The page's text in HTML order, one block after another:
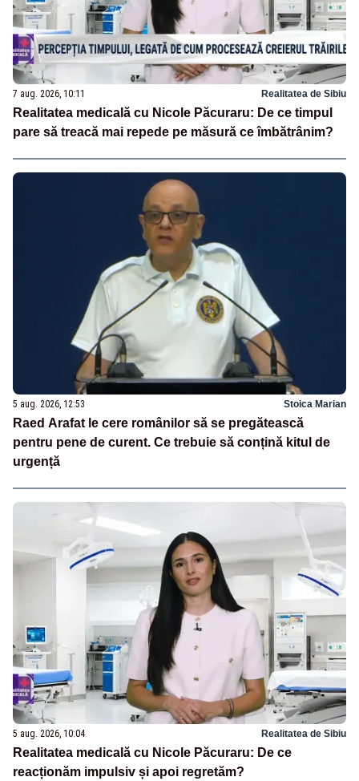
7 aug. 2026, 10:11 Realitatea de Sibiu
Realitatea medicală cu Nicole Păcuraru: De ce timpul
pare să treacă mai repede pe măsură ce îmbătrânim?
5 aug. 2026, 12:53 Stoica Marian
Raed Arafat le cere românilor să se pregătească
pentru pene de curent. Ce trebuie să conțină kitul de
urgență
5 aug. 2026, 10:04 Realitatea de Sibiu
Realitatea medicală cu Nicole Păcuraru: De ce
reacționăm impulsiv și apoi regretăm?